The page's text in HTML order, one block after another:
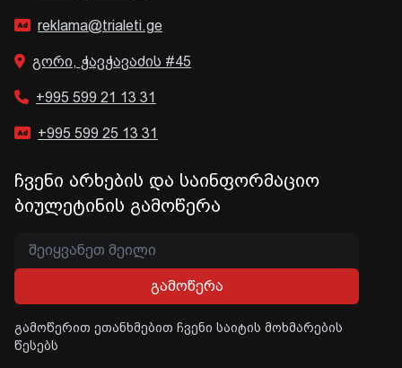
reklama@trialeti.ge
გორი, ჭავჭავაძის #45
+995 599 21 13 31
+995 599 25 13 31
ჩვენი არხების და საინფორმაციო
ბიულეტინის გამოწერა
გამოწერა
გამოწერით ეთანხმებით ჩვენი საიტის მოხმარების
წესებს